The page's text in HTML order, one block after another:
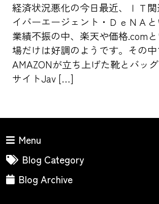
経済状況悪化の今日最近、ＩＴ
イバーエージェント・ＤｅＮＡ
業績不振の中、楽天や価格.com
場だけは好調のようです。その中
AMAZONが立ち上げた靴とバッ
サイトJav […]
Menu
Blog Category
Blog Archive